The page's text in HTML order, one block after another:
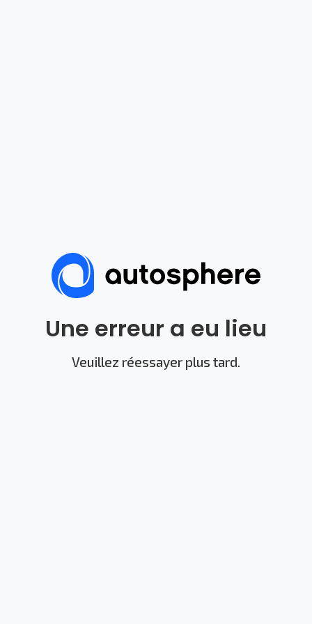
Une erreur a eu lieu
Veuillez réessayer plus tard.